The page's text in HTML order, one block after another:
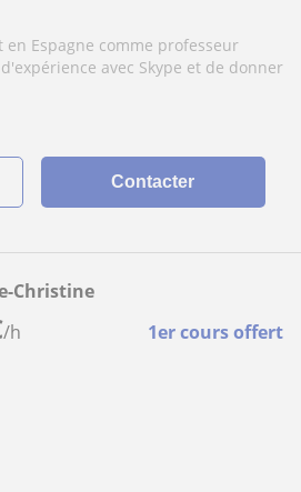
en Espagne comme professeur
avec Skype et de donner
Contacter
/h 1er cours offert
Christine